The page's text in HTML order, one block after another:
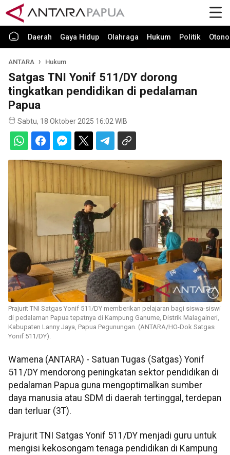
Daerah Gaya Hidup Olahraga Hukum Politik
ANTARA Hukum
Satgas TNI Yonif 511/DY dorong
tingkatkan pendidikan di pedalaman
Papua
Sabtu, 18 Oktober 2025 16:02 WIB
Prajurit TNI Satgas Yonif 511/DY memberikan pelajaran bagi siswa-siswi
di pedalaman Papua tepatnya di Kampung Ganume, Distrik Malagaineri,
Kabupaten Lanny Jaya, Papua Pegunungan. (ANTARA/HO-Dok Satgas
Yonif 511/DY).
Wamena (ANTARA) - Satuan Tugas (Satgas) Yonif
511/DY mendorong peningkatan sektor pendidikan di
pedalaman Papua guna mengoptimalkan sumber
daya manusia atau SDM di daerah tertinggal, terdepan
dan terluar (3T).
Prajurit TNI Satgas Yonif 511/DY menjadi guru untuk
mengisi kekosongam tenaga pendidikan di Kampung